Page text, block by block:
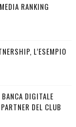
RANKING
L’ESEMPIO
DIGITALE
DEL CLUB